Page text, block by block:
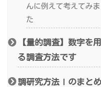
んに例えて考えてみま
た
【量的調査】数字を
る調査方法です
調研究方法Ⅰのまとめ